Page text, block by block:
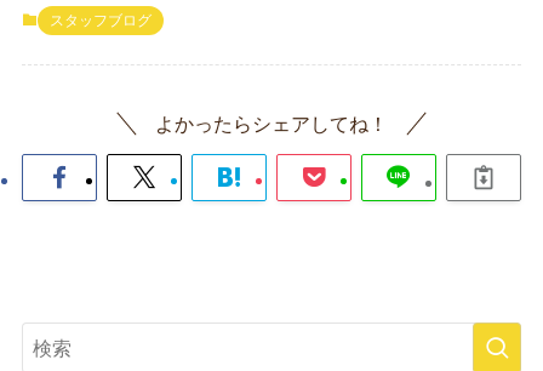
スタッフブログ
よかったらシェアしてね！